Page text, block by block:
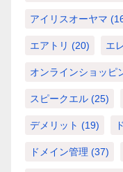
アイリスオーヤマ
エアトリ (20) エ
オンラインショッピ
スピークエル (25)
デメリット (19)
ドメイン管理 (37)